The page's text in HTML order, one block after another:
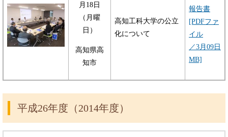
月18日
（月曜
日）
高知県高
知市
高知工科大学の公立
化について
報告書
[PDFファ
イル
／3月09日
MB]
平成26年度（2014年度）